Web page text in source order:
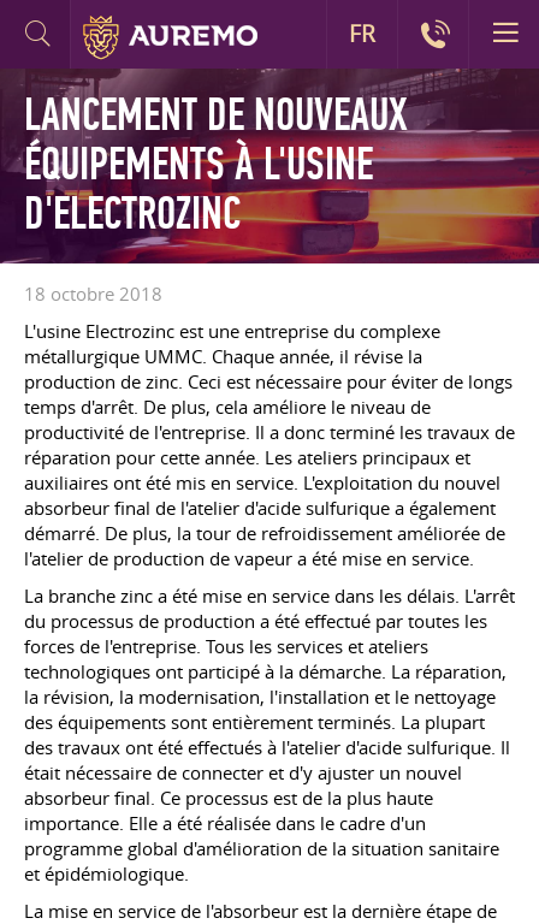
LANCEMENT DE NOUVEAUX
ÉQUIPEMENTS À L'USINE
D'ELECTROZINC
18 octobre 2018
L'usine Electrozinc est une entreprise du complexe
métallurgique UMMC. Chaque année, il révise la
production de zinc. Ceci est nécessaire pour éviter de longs
temps d'arrêt. De plus, cela améliore le niveau de
productivité de l'entreprise. Il a donc terminé les travaux de
réparation pour cette année. Les ateliers principaux et
auxiliaires ont été mis en service. L'exploitation du nouvel
absorbeur final de l'atelier d'acide sulfurique a également
démarré. De plus, la tour de refroidissement améliorée de
l'atelier de production de vapeur a été mise en service.
La branche zinc a été mise en service dans les délais. L'arrêt
du processus de production a été effectué par toutes les
forces de l'entreprise. Tous les services et ateliers
technologiques ont participé à la démarche. La réparation,
la révision, la modernisation, l'installation et le nettoyage
des équipements sont entièrement terminés. La plupart
des travaux ont été effectués à l'atelier d'acide sulfurique. Il
était nécessaire de connecter et d'y ajuster un nouvel
absorbeur final. Ce processus est de la plus haute
importance. Elle a été réalisée dans le cadre d'un
programme global d'amélioration de la situation sanitaire
et épidémiologique.
La mise en service de l'absorbeur est la dernière étape de
FR